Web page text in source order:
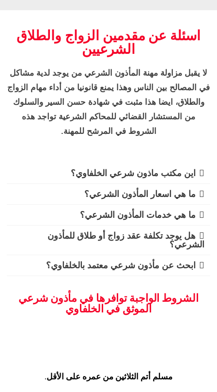
اسئلة عن مقدمين الزواج والطلاق
الشرعيين
لا يقبل مزاولة مهنة المأذون الشرعي من يوجد لدية مشاكل
في المصالح بين الناس وهذا يمنع قانونيا من أداء مهام الزواج
والطلاق، ايضا هذا مثبت في شهادة حسن السير والسلوك
من المستشار القضائي للمحاكم الشرعية تواجد هذه
الشروط في المرشح للمهنة.
اين مكتب ماذون شرعي الخلفاوي؟
ما هي اسعار المأذون الشرعي؟
ما هي خدمات المأذون الشرعي؟
هل يوجد تكلفة عقد زواج أو طلاق للمأذون
الشرعي؟
ابحث عن مأذون شرعي معتمد بالخلفاوي؟
الشروط الواجبة توافرها في مأذون شرعي
الموثق في الخلفاوي
مسلم أتم الثلاثين من عمره على الأقل.